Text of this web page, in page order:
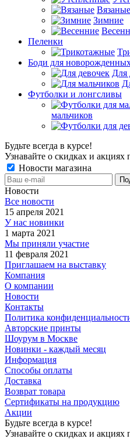
Вязаные
Зимние
Пеленки
Боди для
Для
Футболки и лонгсливы
мальчиков
Будьте всегда в курсе!
Узнавайте о скидках и акциях
Новости магазина
Новости
Все новости
15 апреля 2021
У нас новинки
1 марта 2021
Мы приняли участие
11 февраля 2021
Приглашаем на выставку
Компания
О компании
Новости
Контакты
Политика
Авторские принты
Шоурум в Москве
Новинки - каждый месяц
Информация
Способы оплаты
Доставка
Возврат товара
Сертификаты на продукцию
Акции
Будьте всегда в курсе!
Узнавайте о скидках и акциях